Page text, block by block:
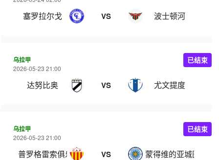
塞罗拉尔戈 VS 波士顿河
乌拉甲
2026-05-23 21:00
达努比奥 VS 尤文提度
已结束
乌拉甲
2026-05-23 21:00
普罗格雷索俱乐部 VS 蒙得维的亚城图尔克
已结束